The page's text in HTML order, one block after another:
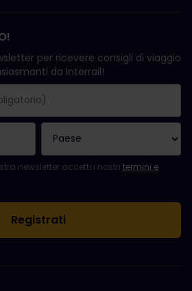
per ricevere consigli di viaggio
da Interrail!
con successo.
mail" è obbligatorio.
è valido.
durante l'iscrizione alla newsletter.
newsletter!
accettare i termini e le condizioni.
newsletter accetti i nostri termini e